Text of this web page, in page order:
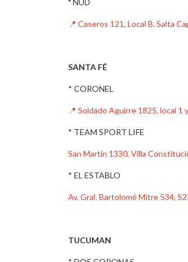
*NUD
📍 Caseros 121, Local B. Salta
SANTA FÉ
* CORONEL
📍 Soldado Aguirre 1825, local 1
* TEAM SPORT LIFE
San Martín 1330, Villa
* EL ESTABLO
Av. Gral. Bartolomé Mitre 534,
TUCUMAN